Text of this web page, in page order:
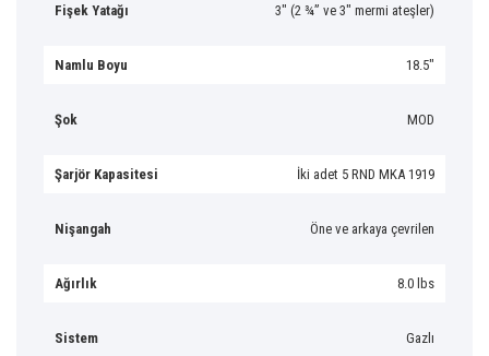
Fişek Yatağı 3″ (2 ¾” ve 3″ mermi ateşler)
Namlu Boyu 18.5″
Şok MOD
Şarjör Kapasitesi İki adet 5 RND MKA 1919
Nişangah Öne ve arkaya çevrilen
Ağırlık 8.0 lbs
Sistem Gazlı